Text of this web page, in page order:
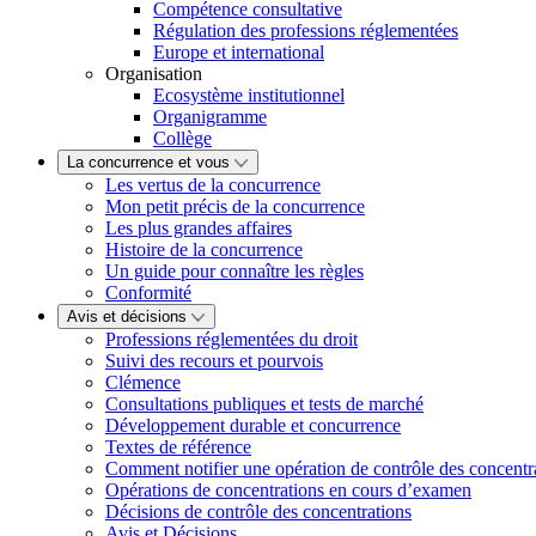
Compétence consultative
Régulation des professions réglementées
Europe et international
Organisation
Ecosystème institutionnel
Organigramme
Collège
La concurrence et vous
Les vertus de la concurrence
Mon petit précis de la concurrence
Les plus grandes affaires
Histoire de la concurrence
Un guide pour connaître les règles
Conformité
Avis et décisions
Professions réglementées du droit
Suivi des recours et pourvois
Clémence
Consultations publiques et tests de marché
Développement durable et concurrence
Textes de référence
Comment notifier une opération de contrôle des
Opérations de concentrations en cours d’examen
Décisions de contrôle des concentrations